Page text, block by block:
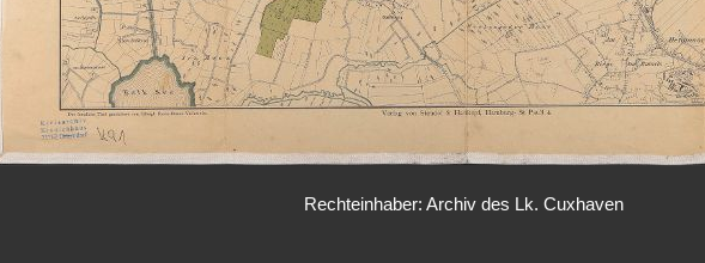
Rechteinhaber: Archiv des Lk. Cuxhaven